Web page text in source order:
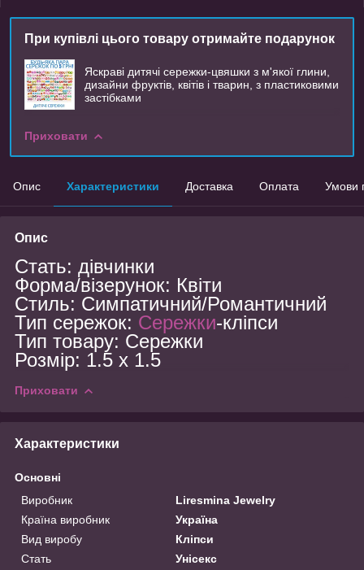
При купівлі цього товару отримайте подарунок
Яскраві дитячі сережки-цвяшки з м'якої глини,
дизайни фруктів, квітів і тварин, з пластиковими
застібками
Приховати
Опис Характеристики Доставка Оплата Умови
Опис
Стать: дівчинки
Форма/візерунок: Квіти
Стиль: Симпатичний/Романтичний
Тип сережок: Сережки-кліпси
Тип товару: Сережки
Розмір: 1.5 x 1.5
Приховати
Характеристики
Основні
Виробник
Liresmina Jewelry
Країна виробник
Україна
Вид виробу
Кліпси
Стать
Унісекс